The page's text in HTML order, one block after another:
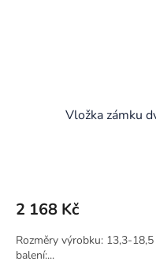
Vložka zámku
2 168 Kč
Rozměry výrobku: 13,3-
balení:...